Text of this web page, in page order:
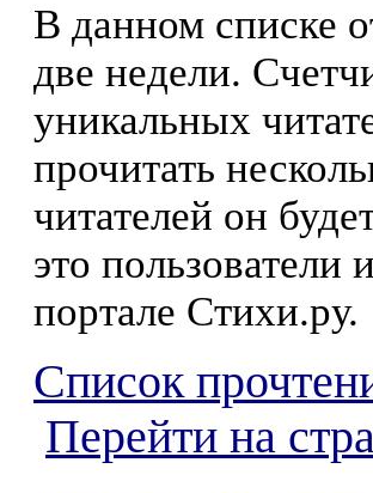
В данном списке
две недели.
уникальных
прочитать
читателей он
это пользователи
портале Стихи.ру.
Список
Перейти на